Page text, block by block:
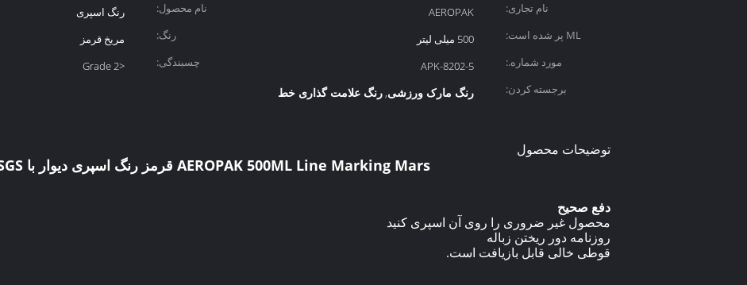
نام تجاری: AEROPAK نام محصول:
رنگ اسپری
ML پر شده است:
500 میلی لیتر رنگ:
مریخ قرمز
مورد شماره.:
APK-8202-5 چسبندگی:
<Grade 2
برجسته کردن:
رنگ مارک ورزشی, رنگ علامت گذاری خط
توضیحات محصول
AEROPAK 500ML Line Marking Mars قرمز رنگ اسپری دیوار با SGS
دفع صحیح
محصول غیر ضروری را روی آن اسپری کنید
روزنامه دور ریختن زباله
قوطی خالی قابل بازیافت است.